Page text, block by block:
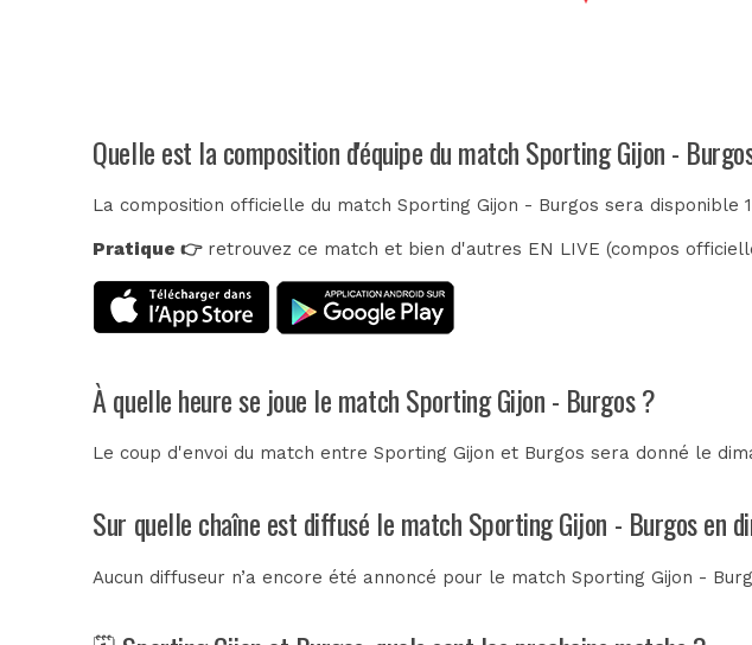
Quelle est la composition d'équipe du match Sporting Gijon -
La composition officielle du match Sporting Gijon - Burgos sera disponible
Pratique 👉retrouvez ce match et bien d'autres EN LIVE (compos
À quelle heure se joue le match Sporting Gijon - Burgos ?
Le coup d'envoi du match entre Sporting Gijon et Burgos sera donné le
Sur quelle chaîne est diffusé le match Sporting Gijon - Burgos en
Aucun diffuseur n’a encore été annoncé pour le match Sporting Gijon -